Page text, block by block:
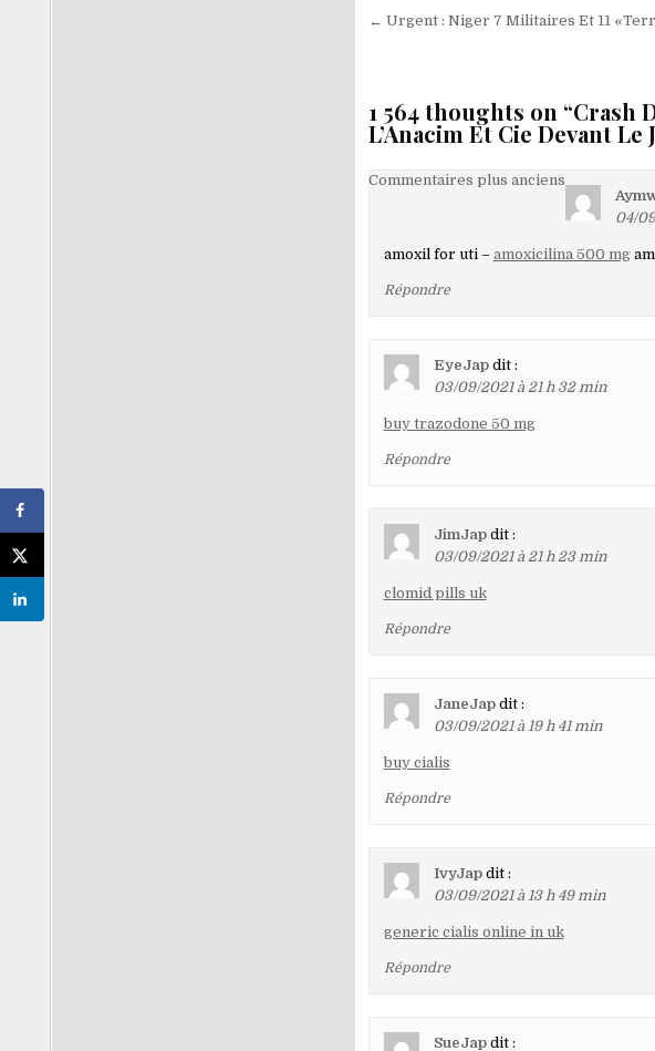
Navigation
← Urgent : Niger 7 Militaires Et 11
1 564 thoughts on “Crash
L’Anacim Et Cie Devant Le
Navigation
les
commentaires
Commentaires plus anciens
04/
amoxil for uti – amoxicilina 500 mg
Répondre
EyeJap dit :
03/09/2021 à 21 h 32 min
buy trazodone 50 mg
Répondre
JimJap dit :
03/09/2021 à 21 h 23 min
clomid pills uk
Répondre
JaneJap dit :
03/09/2021 à 19 h 41 min
buy cialis
Répondre
IvyJap dit :
03/09/2021 à 13 h 49 min
generic cialis online in uk
Répondre
SueJap dit :